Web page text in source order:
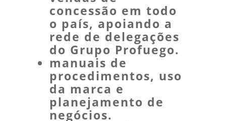
concessão em todo
o país, apoiando a
rede de delegações
do Grupo Profuego.
manuais de
procedimentos, uso
da marca e
planejamento de
negócios.